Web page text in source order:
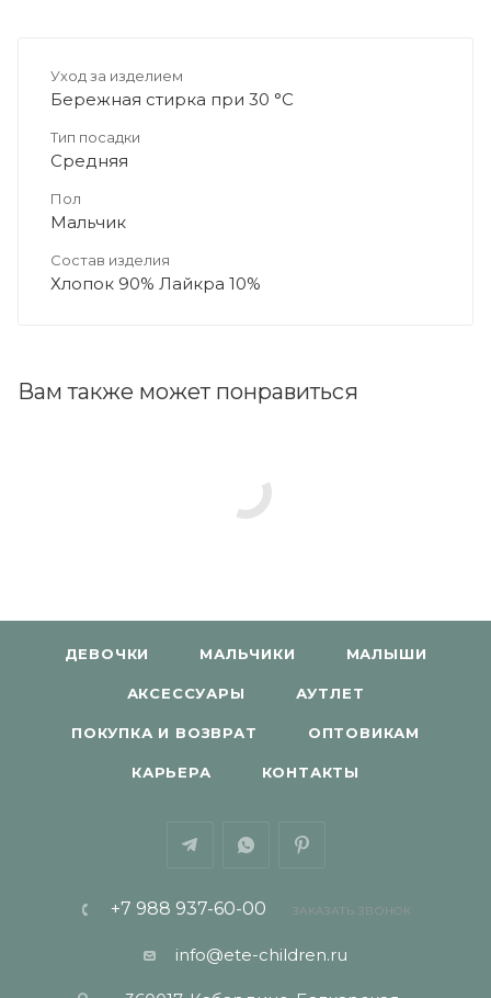
Уход за изделием
Бережная стирка при 30 °C
Тип посадки
Средняя
Пол
Мальчик
Состав изделия
Хлопок 90% Лайкра 10%
Вам также может понравиться
ДЕВОЧКИ МАЛЬЧИКИ МАЛЫШИ
АКСЕССУАРЫ АУТЛЕТ
ПОКУПКА И ВОЗВРАТ ОПТОВИКАМ
КАРЬЕРА КОНТАКТЫ
+7 988 937-60-00 ЗАКАЗАТЬ ЗВОНОК
info@ete-children.ru